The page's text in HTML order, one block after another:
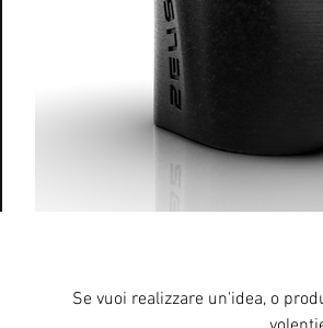
Se vuoi realizzare un'idea, o